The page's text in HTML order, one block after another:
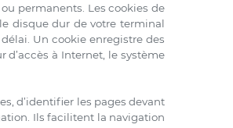
permanents. Les cookies de
disque dur de votre terminal
Un cookie enregistre des
d’accès à Internet, le système
d’identifier les pages devant
Ils facilitent la navigation